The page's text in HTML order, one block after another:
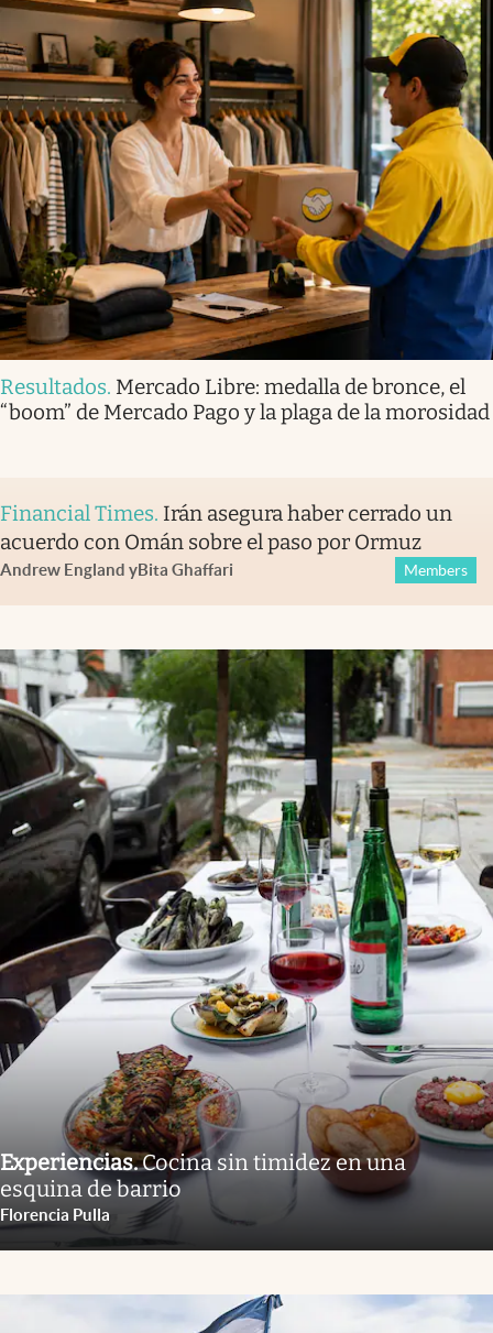
Resultados. Mercado Libre: medalla de bronce, el
“boom” de Mercado Pago y la plaga de la morosidad
Financial Times. Irán asegura haber cerrado un
acuerdo con Omán sobre el paso por Ormuz
Andrew England yBita Ghaffari Members
Experiencias.Cocina sin timidez en una
esquina de barrio
Florencia Pulla